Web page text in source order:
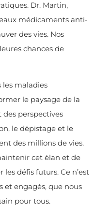
Dr. Martin,
médicaments anti-
des vies. Nos
chances de
les maladies
le paysage de la
des perspectives
le dépistage et le
des millions de vies.
cet élan et de
défis futurs. Ce n’est
et engagés, que nous
pour tous.